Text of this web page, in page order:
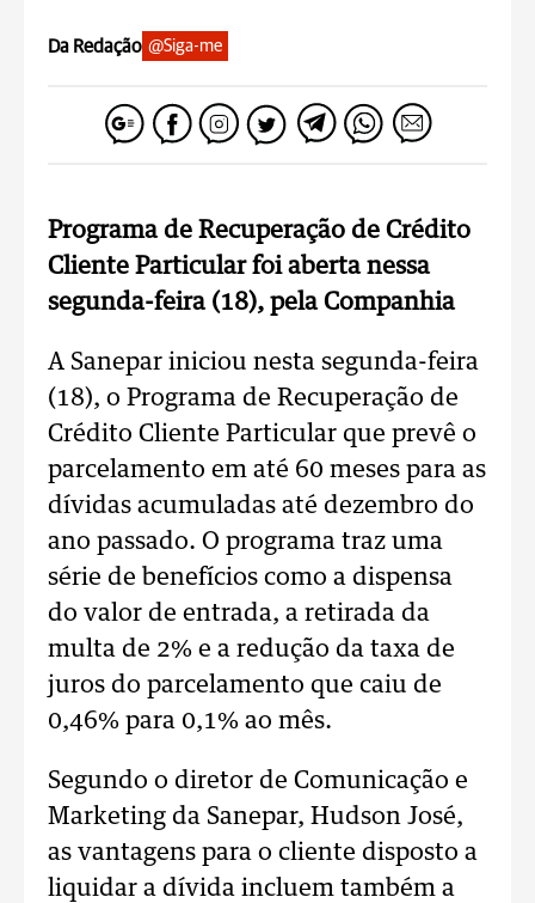
Da Redação @Siga-me
Programa de Recuperação de Crédito
Cliente Particular foi aberta nessa
segunda-feira (18), pela Companhia
A Sanepar iniciou nesta segunda-feira
(18), o Programa de Recuperação de
Crédito Cliente Particular que prevê o
parcelamento em até 60 meses para as
dívidas acumuladas até dezembro do
ano passado. O programa traz uma
série de benefícios como a dispensa
do valor de entrada, a retirada da
multa de 2% e a redução da taxa de
juros do parcelamento que caiu de
0,46% para 0,1% ao mês.
Segundo o diretor de Comunicação e
Marketing da Sanepar, Hudson José,
as vantagens para o cliente disposto a
liquidar a dívida incluem também a